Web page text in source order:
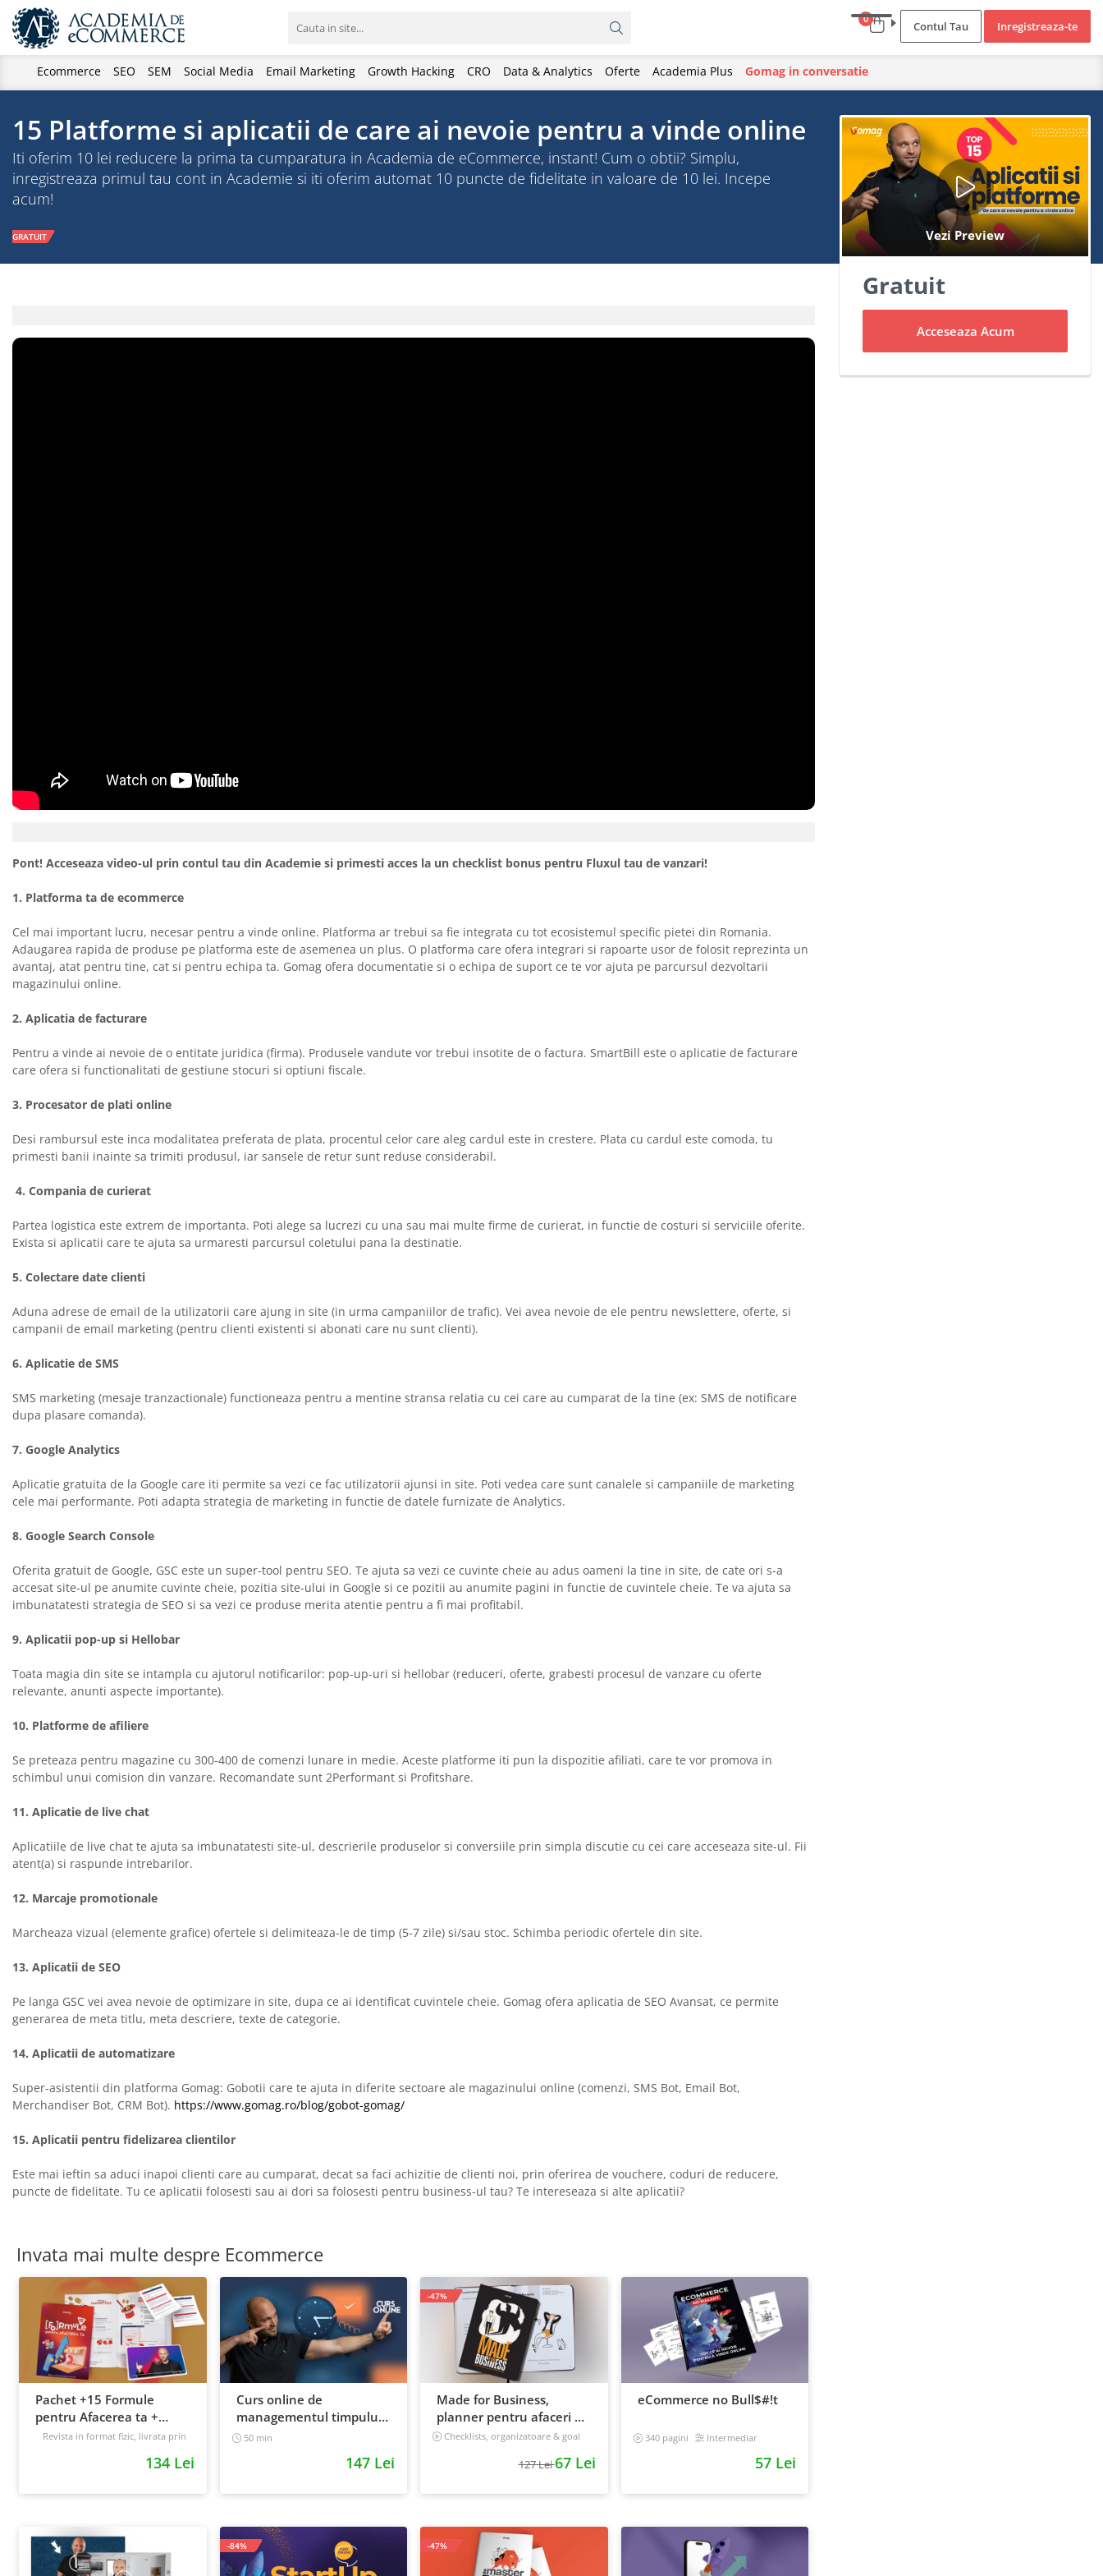
0
Contul Tau Inregistreaza-te
Ecommerce SEO SEM Social Media Email Marketing Growth Hacking CRO Data & Analytics Oferte Academia Plus Gomag in conversatie
15 Platforme si aplicatii de care ai nevoie pentru a vinde online
Iti oferim 10 lei reducere la prima ta cumparatura in Academia de eCommerce, instant! Cum o obtii? Simplu,
inregistreaza primul tau cont in Academie si iti oferim automat 10 puncte de fidelitate in valoare de 10 lei. Incepe
acum!
GRATUIT
Gratuit
Acceseaza Acum
Pont! Acceseaza video-ul prin contul tau din Academie si primesti acces la un checklist bonus pentru Fluxul tau de vanzari!
1. Platforma ta de ecommerce
Cel mai important lucru, necesar pentru a vinde online. Platforma ar trebui sa fie integrata cu tot ecosistemul specific pietei din Romania.
Adaugarea rapida de produse pe platforma este de asemenea un plus. O platforma care ofera integrari si rapoarte usor de folosit reprezinta un
avantaj, atat pentru tine, cat si pentru echipa ta. Gomag ofera documentatie si o echipa de suport ce te vor ajuta pe parcursul dezvoltarii
magazinului online.
2. Aplicatia de facturare
Pentru a vinde ai nevoie de o entitate juridica (firma). Produsele vandute vor trebui insotite de o factura. SmartBill este o aplicatie de facturare
care ofera si functionalitati de gestiune stocuri si optiuni fiscale.
3. Procesator de plati online
Desi rambursul este inca modalitatea preferata de plata, procentul celor care aleg cardul este in crestere. Plata cu cardul este comoda, tu
primesti banii inainte sa trimiti produsul, iar sansele de retur sunt reduse considerabil.
4. Compania de curierat
Partea logistica este extrem de importanta. Poti alege sa lucrezi cu una sau mai multe firme de curierat, in functie de costuri si serviciile oferite.
Exista si aplicatii care te ajuta sa urmaresti parcursul coletului pana la destinatie.
5. Colectare date clienti
Aduna adrese de email de la utilizatorii care ajung in site (in urma campaniilor de trafic). Vei avea nevoie de ele pentru newslettere, oferte, si
campanii de email marketing (pentru clienti existenti si abonati care nu sunt clienti).
6. Aplicatie de SMS
SMS marketing (mesaje tranzactionale) functioneaza pentru a mentine stransa relatia cu cei care au cumparat de la tine (ex: SMS de notificare
dupa plasare comanda).
7. Google Analytics
Aplicatie gratuita de la Google care iti permite sa vezi ce fac utilizatorii ajunsi in site. Poti vedea care sunt canalele si campaniile de marketing
cele mai performante. Poti adapta strategia de marketing in functie de datele furnizate de Analytics.
8. Google Search Console
Oferita gratuit de Google, GSC este un super-tool pentru SEO. Te ajuta sa vezi ce cuvinte cheie au adus oameni la tine in site, de cate ori s-a
accesat site-ul pe anumite cuvinte cheie, pozitia site-ului in Google si ce pozitii au anumite pagini in functie de cuvintele cheie. Te va ajuta sa
imbunatatesti strategia de SEO si sa vezi ce produse merita atentie pentru a fi mai profitabil.
9. Aplicatii pop-up si Hellobar
Toata magia din site se intampla cu ajutorul notificarilor: pop-up-uri si hellobar (reduceri, oferte, grabesti procesul de vanzare cu oferte
relevante, anunti aspecte importante).
10. Platforme de afiliere
Se preteaza pentru magazine cu 300-400 de comenzi lunare in medie. Aceste platforme iti pun la dispozitie afiliati, care te vor promova in
schimbul unui comision din vanzare. Recomandate sunt 2Performant si Profitshare.
11. Aplicatie de live chat
Aplicatiile de live chat te ajuta sa imbunatatesti site-ul, descrierile produselor si conversiile prin simpla discutie cu cei care acceseaza site-ul. Fii
atent(a) si raspunde intrebarilor.
12. Marcaje promotionale
Marcheaza vizual (elemente grafice) ofertele si delimiteaza-le de timp (5-7 zile) si/sau stoc. Schimba periodic ofertele din site.
13. Aplicatii de SEO
Pe langa GSC vei avea nevoie de optimizare in site, dupa ce ai identificat cuvintele cheie. Gomag ofera aplicatia de SEO Avansat, ce permite
generarea de meta titlu, meta descriere, texte de categorie.
14. Aplicatii de automatizare
Super-asistentii din platforma Gomag: Gobotii care te ajuta in diferite sectoare ale magazinului online (comenzi, SMS Bot, Email Bot,
Merchandiser Bot, CRM Bot). https://www.gomag.ro/blog/gobot-gomag/
15. Aplicatii pentru fidelizarea clientilor
Este mai ieftin sa aduci inapoi clienti care au cumparat, decat sa faci achizitie de clienti noi, prin oferirea de vouchere, coduri de reducere,
puncte de fidelitate. Tu ce aplicatii folosesti sau ai dori sa folosesti pentru business-ul tau? Te intereseaza si alte aplicatii?
Invata mai multe despre Ecommerce
Pachet +15 Formule
pentru Afacerea ta +
Prompt-uri dedicate +
Revista in format fizic, livrata prin
134 Lei
Curs online de
managementul timpului:
cum sa prioritizezi si sa iti
50 min
147 Lei
Made for Business,
planner pentru afaceri &
viata, nedatat, 240 pagini
Checklists, organizatoare & goal
127 Lei67 Lei
-47%
eCommerce no Bull$#!t
340 pagini Intermediar
57 Lei
-84% -47%